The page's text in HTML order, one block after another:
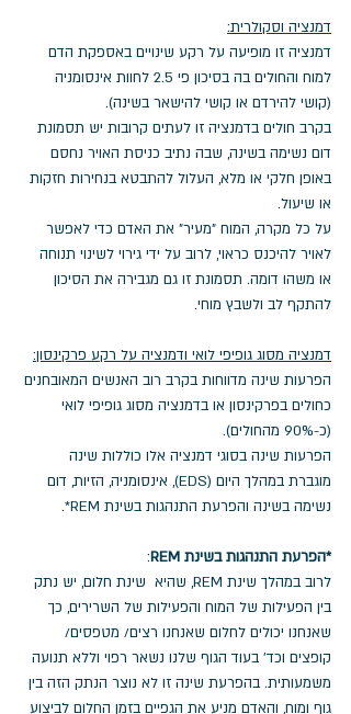
דמנציה וסקולרית:
דמנציה זו מופיעה על רקע שינויים באספקת הדם
למוח והחולים בה בסיכון פי 2.5 לחוות אינסומניה
(קושי להירדם או קושי להישאר בשינה).
בקרב חולים בדמנציה זו לעתים קרובות יש תסמונת
דום נשימה בשינה, שבה נתיב כניסת האויר נחסם
באופן חלקי או מלא, העלול להתבטא בנחירות חזקות
או שיעול.
על כל מקרה, המוח "מעיר" את האדם כדי לאפשר
לאויר להיכנס כראוי, לרוב על ידי גירוי לשינוי תנוחה
או משהו דומה. תסמונת זו גם מגבירה את הסיכון
להתקף לב ולשבץ מוחי.
דמנציה מסוג גופיפי לואי ודמנציה על רקע פרקינסון:
הפרעות שינה מדווחות בקרב רוב האנשים המאובחנים
כחולים בפרקינסון או בדמנציה מסוג גופיפי לואי
(כ-90% מהחולים).
הפרעות שינה בסוגי דמנציה אלו כוללות שינה
מוגברת במהלך היום (EDS), אינסומניה, הזיות, דום
נשימה בשינה והפרעת התנהגות בשינת REM*.
*הפרעת התנהגות בשינת REM
:
לרוב במהלך שינת REM, שהיא  שינת חלום, יש נתק
בין הפעילות של המוח והפעילות של השרירים, כך
שאנחנו יכולים לחלום שאנחנו רצים/ מטפסים/
קופצים וכד' בעוד הגוף שלנו נשאר רפוי וללא תנועה
משמעותית. בהפרעת שינה זו לא נוצר הנתק הזה בין
גוף ומוח, והאדם מניע את הגפיים בזמן החלום לביצוע